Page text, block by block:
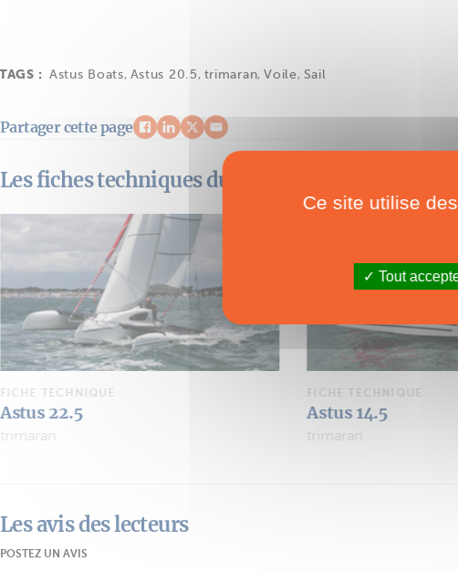
TAGS : Astus Boats, Astus 20.5 , trimaran,Voile , Sail
Partager cette page
Les fiches techniques du chantier
FICHE TECHNIQUE
Astus 14.5
trimaran
FICHE TECHNIQUE
Astus 20.5 Loisir
dayboat
Les avis des lecteurs
POSTEZ UN AVIS
Ce site utilise
Tout